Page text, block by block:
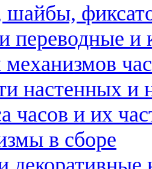
переводные и
настенных и
часов и их
в сборе